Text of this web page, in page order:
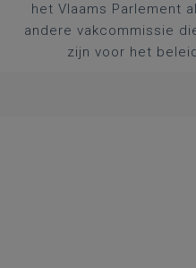
het Vlaams Parlement
andere vakcommissie
zijn voor het